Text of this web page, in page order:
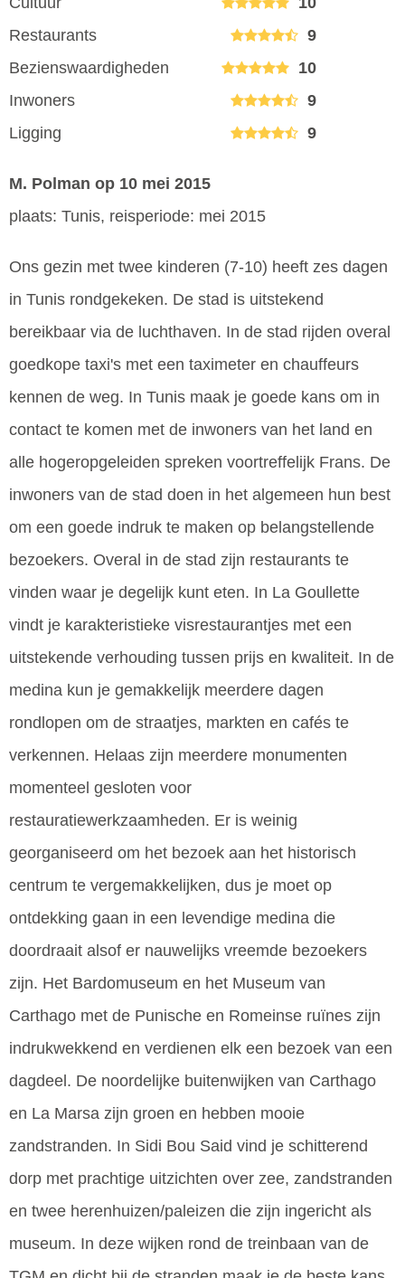
Restaurants
9
Bezienswaardigheden
10
Inwoners
9
Ligging
9
M. Polman op 10 mei 2015
plaats: Tunis, reisperiode: mei 2015
Ons gezin met twee kinderen (7-10) heeft zes dagen
in Tunis rondgekeken. De stad is uitstekend
bereikbaar via de luchthaven. In de stad rijden overal
goedkope taxi's met een taximeter en chauffeurs
kennen de weg. In Tunis maak je goede kans om in
contact te komen met de inwoners van het land en
alle hogeropgeleiden spreken voortreffelijk Frans. De
inwoners van de stad doen in het algemeen hun best
om een goede indruk te maken op belangstellende
bezoekers. Overal in de stad zijn restaurants te
vinden waar je degelijk kunt eten. In La Goullette
vindt je karakteristieke visrestaurantjes met een
uitstekende verhouding tussen prijs en kwaliteit. In de
medina kun je gemakkelijk meerdere dagen
rondlopen om de straatjes, markten en cafés te
verkennen. Helaas zijn meerdere monumenten
momenteel gesloten voor
restauratiewerkzaamheden. Er is weinig
georganiseerd om het bezoek aan het historisch
centrum te vergemakkelijken, dus je moet op
ontdekking gaan in een levendige medina die
doordraait alsof er nauwelijks vreemde bezoekers
zijn. Het Bardomuseum en het Museum van
Carthago met de Punische en Romeinse ruïnes zijn
indrukwekkend en verdienen elk een bezoek van een
dagdeel. De noordelijke buitenwijken van Carthago
en La Marsa zijn groen en hebben mooie
zandstranden. In Sidi Bou Said vind je schitterend
dorp met prachtige uitzichten over zee, zandstranden
en twee herenhuizen/paleizen die zijn ingericht als
museum. In deze wijken rond de treinbaan van de